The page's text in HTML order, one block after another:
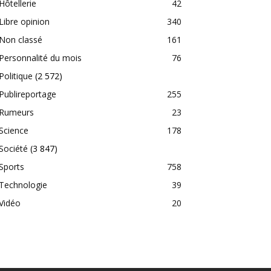
42
opinion
340
classé
161
du mois
76
(2 572)
255
23
178
(3 847)
758
39
20